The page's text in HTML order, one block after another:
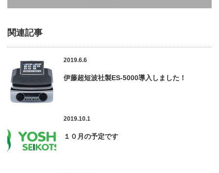
関連記事
2019.6.6
伊藤超短波社製ES-5000導入しました！
2019.10.1
１０月の予定です